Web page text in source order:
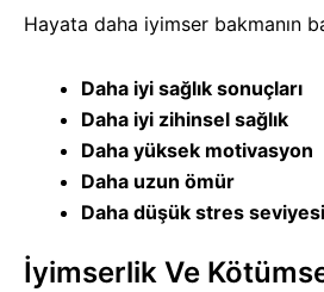
Hayata daha iyimser bakmanın
Daha iyi sağlık sonuçları
Daha iyi zihinsel sağlık
Daha yüksek motivasyon
Daha uzun ömür
Daha düşük stres
İyimserlik Ve